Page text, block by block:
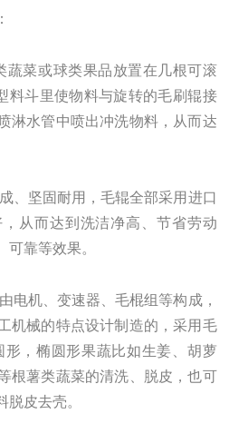
蔬菜或球类果品放置在几根可滚
料斗里使物料与旋转的毛刷辊接
淋水管中喷出冲洗物料，从而达
、坚固耐用，毛辊全部采用进口
从而达到洗洁净高、节省劳动
可靠等效果。
电机、变速器、毛棍组等构成，
机械的特点设计制造的，采用毛
，椭圆形果蔬比如生姜、胡萝
根薯类蔬菜的清洗、脱皮，也可
脱皮去壳。